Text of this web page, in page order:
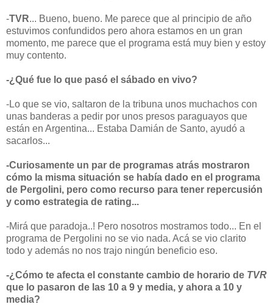
-TVR... Bueno, bueno. Me parece que al principio de año
estuvimos confundidos pero ahora estamos en un gran
momento, me parece que el programa está muy bien y estoy
muy contento.
-¿Qué fue lo que pasó el sábado en vivo?
-Lo que se vio, saltaron de la tribuna unos muchachos con
unas banderas a pedir por unos presos paraguayos que
están en Argentina... Estaba Damián de Santo, ayudó a
sacarlos...
-Curiosamente un par de programas atrás mostraron
cómo la misma situación se había dado en el programa
de Pergolini, pero como recurso para tener repercusión
y como estrategia de rating...
-Mirá que paradoja..! Pero nosotros mostramos todo... En el
programa de Pergolini no se vio nada. Acá se vio clarito
todo y además no nos trajo ningún beneficio eso.
-¿Cómo te afecta el constante cambio de horario de TVR
que lo pasaron de las 10 a 9 y media, y ahora a 10 y
media?